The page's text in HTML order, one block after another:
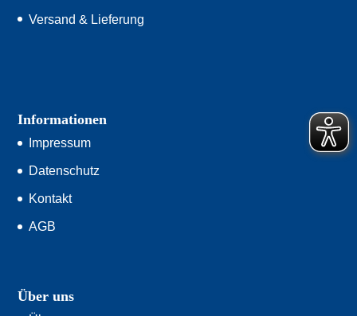
Versand & Lieferung
Informationen
Impressum
Datenschutz
Kontakt
AGB
Über uns